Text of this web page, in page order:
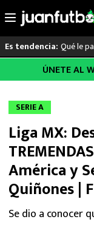
al
Es tendencia: Qué le
LO ÚLTIMO
LIGA MX
RAYADOS
PUMAS
ATLANTE
ÚNETE AL
SERIE A
Liga MX:
América y
Quiñones |
Se dio a conocer